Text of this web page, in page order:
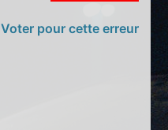
Voter pour cette erreur